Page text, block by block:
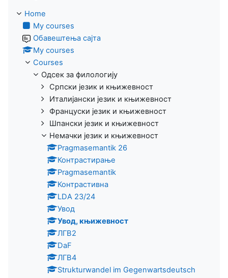
Home
My courses
Обавештења сајта
My courses
Courses
Одсек за филологију
Српски језик и књижевност
Италијански језик и књижевност
Француски језик и књижевност
Шпански језик и књижевност
Немачки језик и књижевност
Pragmasemantik 26
Контрастирање
Pragmasemantik
Контрастивна
LDA 23/24
Увод
Увод, књижевност
ЛГВ2
DaF
ЛГВ4
Strukturwandel im Gegenwartsdeutsch